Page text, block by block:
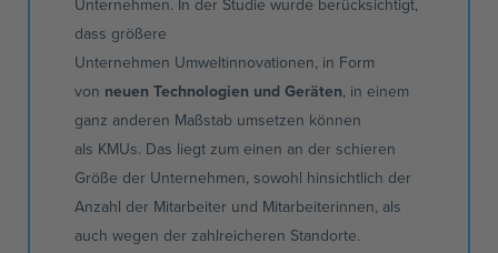
dass größere
Unternehmen Umweltinnovationen, in Form
von neuen Technologien und Geräten, in einem
ganz anderen Maßstab umsetzen können
als KMUs. Das liegt zum einen an der schieren
Größe der Unternehmen, sowohl hinsichtlich der
Anzahl der Mitarbeiter und Mitarbeiterinnen, als
auch wegen der zahlreicheren Standorte.